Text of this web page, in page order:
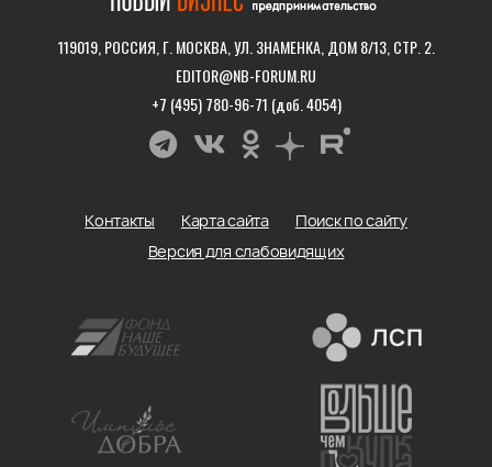
119019, РОССИЯ, Г. МОСКВА, УЛ. ЗНАМЕНКА, ДОМ 8/13, СТР. 2.
EDITOR@NB-FORUM.RU
+7 (495) 780-96-71 (доб. 4054)
Контакты Карта сайта
Поиск по сайту
Версия для слабовидящих